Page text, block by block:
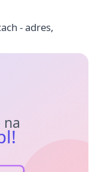
- adres,
na